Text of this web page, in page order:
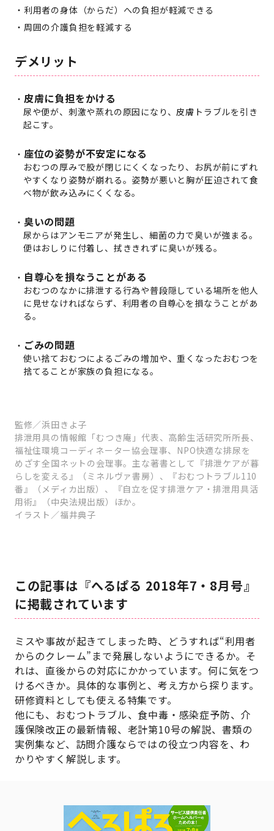
利用者の身体（からだ）への負担が軽減できる
周囲の介護負担を軽減する
デメリット
皮膚に負担をかける
尿や便が、刺激や蒸れの原因になり、皮膚トラブルを引き
起こす。
座位の姿勢が不安定になる
おむつの厚みで股が閉じにくくなったり、お尻が前にずれ
やすくなり姿勢が崩れる。姿勢が悪いと胸が圧迫されて食
べ物が飲み込みにくくなる。
臭いの問題
尿からはアンモニアが発生し、細菌の力で臭いが強まる。
便はおしりに付着し、拭ききれずに臭いが残る。
自尊心を損なうことがある
おむつのなかに排泄する行為や普段隠している場所を他人
に見せなければならず、利用者の自尊心を損なうことがあ
る。
ごみの問題
使い捨ておむつによるごみの増加や、重くなったおむつを
捨てることが家族の負担になる。
監修／浜田きよ子
排泄用具の情報館「むつき庵」代表、高齢生活研究所所長、
福祉住環境コーディネーター協会理事、NPO快適な排尿を
めざす全国ネットの会理事。主な著書として『排泄ケアが暮
らしを変える』（ミネルヴァ書房）、『おむつトラブル110
番』（メディカ出版）、『自立を促す排泄ケア・排泄用具活
用術』（中央法規出版）ほか。
イラスト／福井典子
この記事は『へるぱる 2018年7・8月号』
に掲載されています
ミスや事故が起きてしまった時、どうすれば“利用者
からのクレーム”まで発展しないようにできるか。そ
れは、直後からの対応にかかっています。何に気をつ
けるべきか。具体的な事例と、考え方から探ります。
研修資料としても使える特集です。
他にも、おむつトラブル、食中毒・感染症予防、介
護保険改正の最新情報、老計第10号の解説、書類の
実例集など、訪問介護ならではの役立つ内容を、わ
かりやすく解説します。